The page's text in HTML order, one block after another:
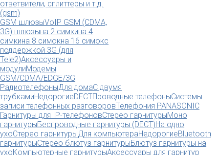
ответвители, сплиттеры и т.д.
(gsm)
GSM шлюзыVoIP GSM (CDMA,
3G) шлюзына 2 симкина 4
симкина 8 симокна 16 симокс
поддержкой 3G (для
Tele2)Аксессуары и
модулиМодемы
GSM/CDMA/EDGE/3G
РадиотелефоныДля домаС двумя
трубкамиНедорогиеDECTПроводные телефоныСистемы
записи телефонных разговоровТелефония PANASONIC
Гарнитуры для IP-телефоновСтерео гарнитурыМоно
гарнитурыБеспроводные гарнитуры (DECT)На одно
ухоСтерео гарнитурыДля компьютераНедорогиеBluetooth
гарнитурыСтерео блютуз гарнитурыБлютуз гарнитуры на
ухоКомпьютерные гарнитурыАксессуары для гарнитур